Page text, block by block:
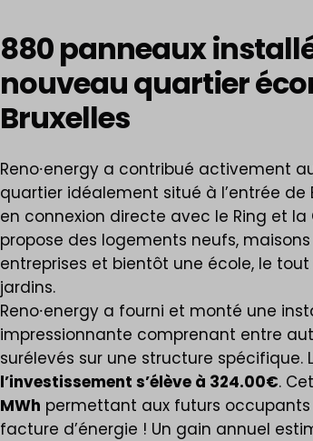
880 panneaux
nouveau quartier
Bruxelles
Reno⸱energy a contribué activement
quartier idéalement situé à l’entrée de
en connexion directe avec le Ring et la
propose des logements neufs,
entreprises et bientôt une école, le
jardins.
Reno⸱energy a fourni et monté une
impressionnante comprenant entre
surélevés sur une structure spécifique.
l’investissement s’élève à 324.00€.
MWh permettant aux futurs
facture d’énergie ! Un gain annuel